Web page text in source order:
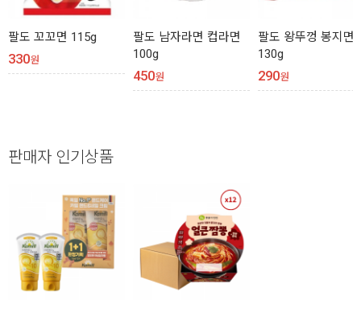
팔도 꼬꼬면 115g
330원
팔도 남자라면 컵라면
100g
450원
팔도 왕뚜껑 봉지면
130g
290원
판매자 인기상품